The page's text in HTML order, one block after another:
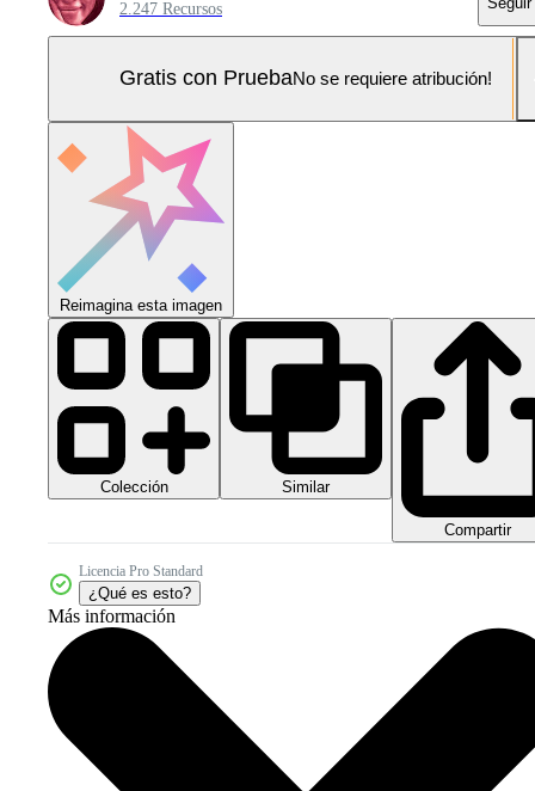
2.247 Recursos
Gratis con PruebaNo se requiere atribución!
Reimagina esta imagen
Colección Similar
Compartir
Licencia Pro Standard
¿Qué es esto?
Más información